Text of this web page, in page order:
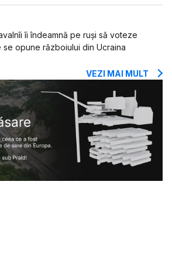
îi îndeamnă pe ruși să voteze
opune războiului din Ucraina
VEZI MAI MULT